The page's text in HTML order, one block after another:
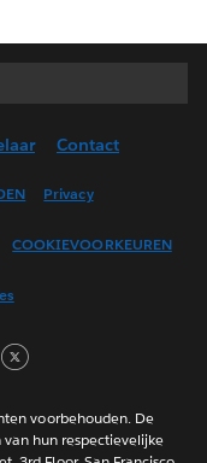
Contact
Privacy
COOKIEVOORKEUREN
voorbehouden. De
hun respectievelijke